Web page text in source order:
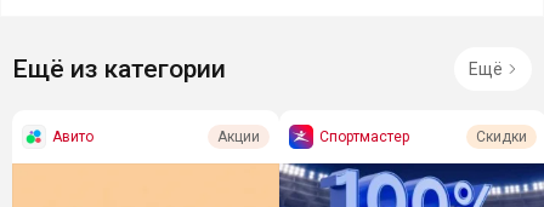
Ещё из категории Ещё
Авито Акции Спортмастер Скидки